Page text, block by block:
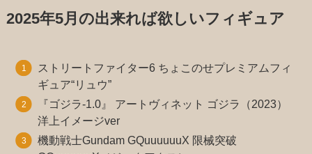
2025年5月の出来れば欲しいフィギュア
ストリートファイター6 ちょこのせプレミアムフィ
ギュア“リュウ”
『ゴジラ-1.0』 アートヴィネット ゴジラ（2023）
洋上イメージver
機動戦士Gundam GQuuuuuuX 限械突破